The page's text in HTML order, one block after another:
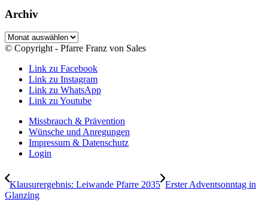
Archiv
Archiv
© Copyright - Pfarre Franz von Sales
Link zu Facebook
Link zu Instagram
Link zu WhatsApp
Link zu Youtube
Missbrauch & Prävention
Wünsche und Anregungen
Impressum & Datenschutz
Login
Klausurergebnis: Leiwande Pfarre 2035 Erster Adventsonntag in
Glanzing